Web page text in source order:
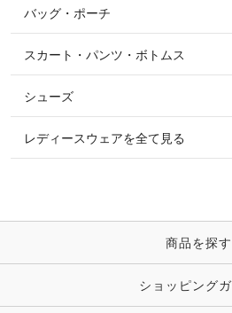
シャツ・ブラウス・ワンピース
ソックス
ベルト
時計・財布・キーケース・革小物
キーホルダー・チャーム・ストラ
すべてのアクセサリー
リング
ピアス・イヤリング
ピン・ブローチ・コサージュ
その他 アクセサリー
バッグ・ポーチ
スカート・パンツ・ボトムス
シューズ
レディースウェアを全て見る
商品を探す
ショッピング